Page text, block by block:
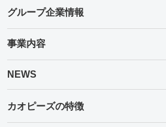
グループ企業情報
事業内容
NEWS
カオピーズの特徴